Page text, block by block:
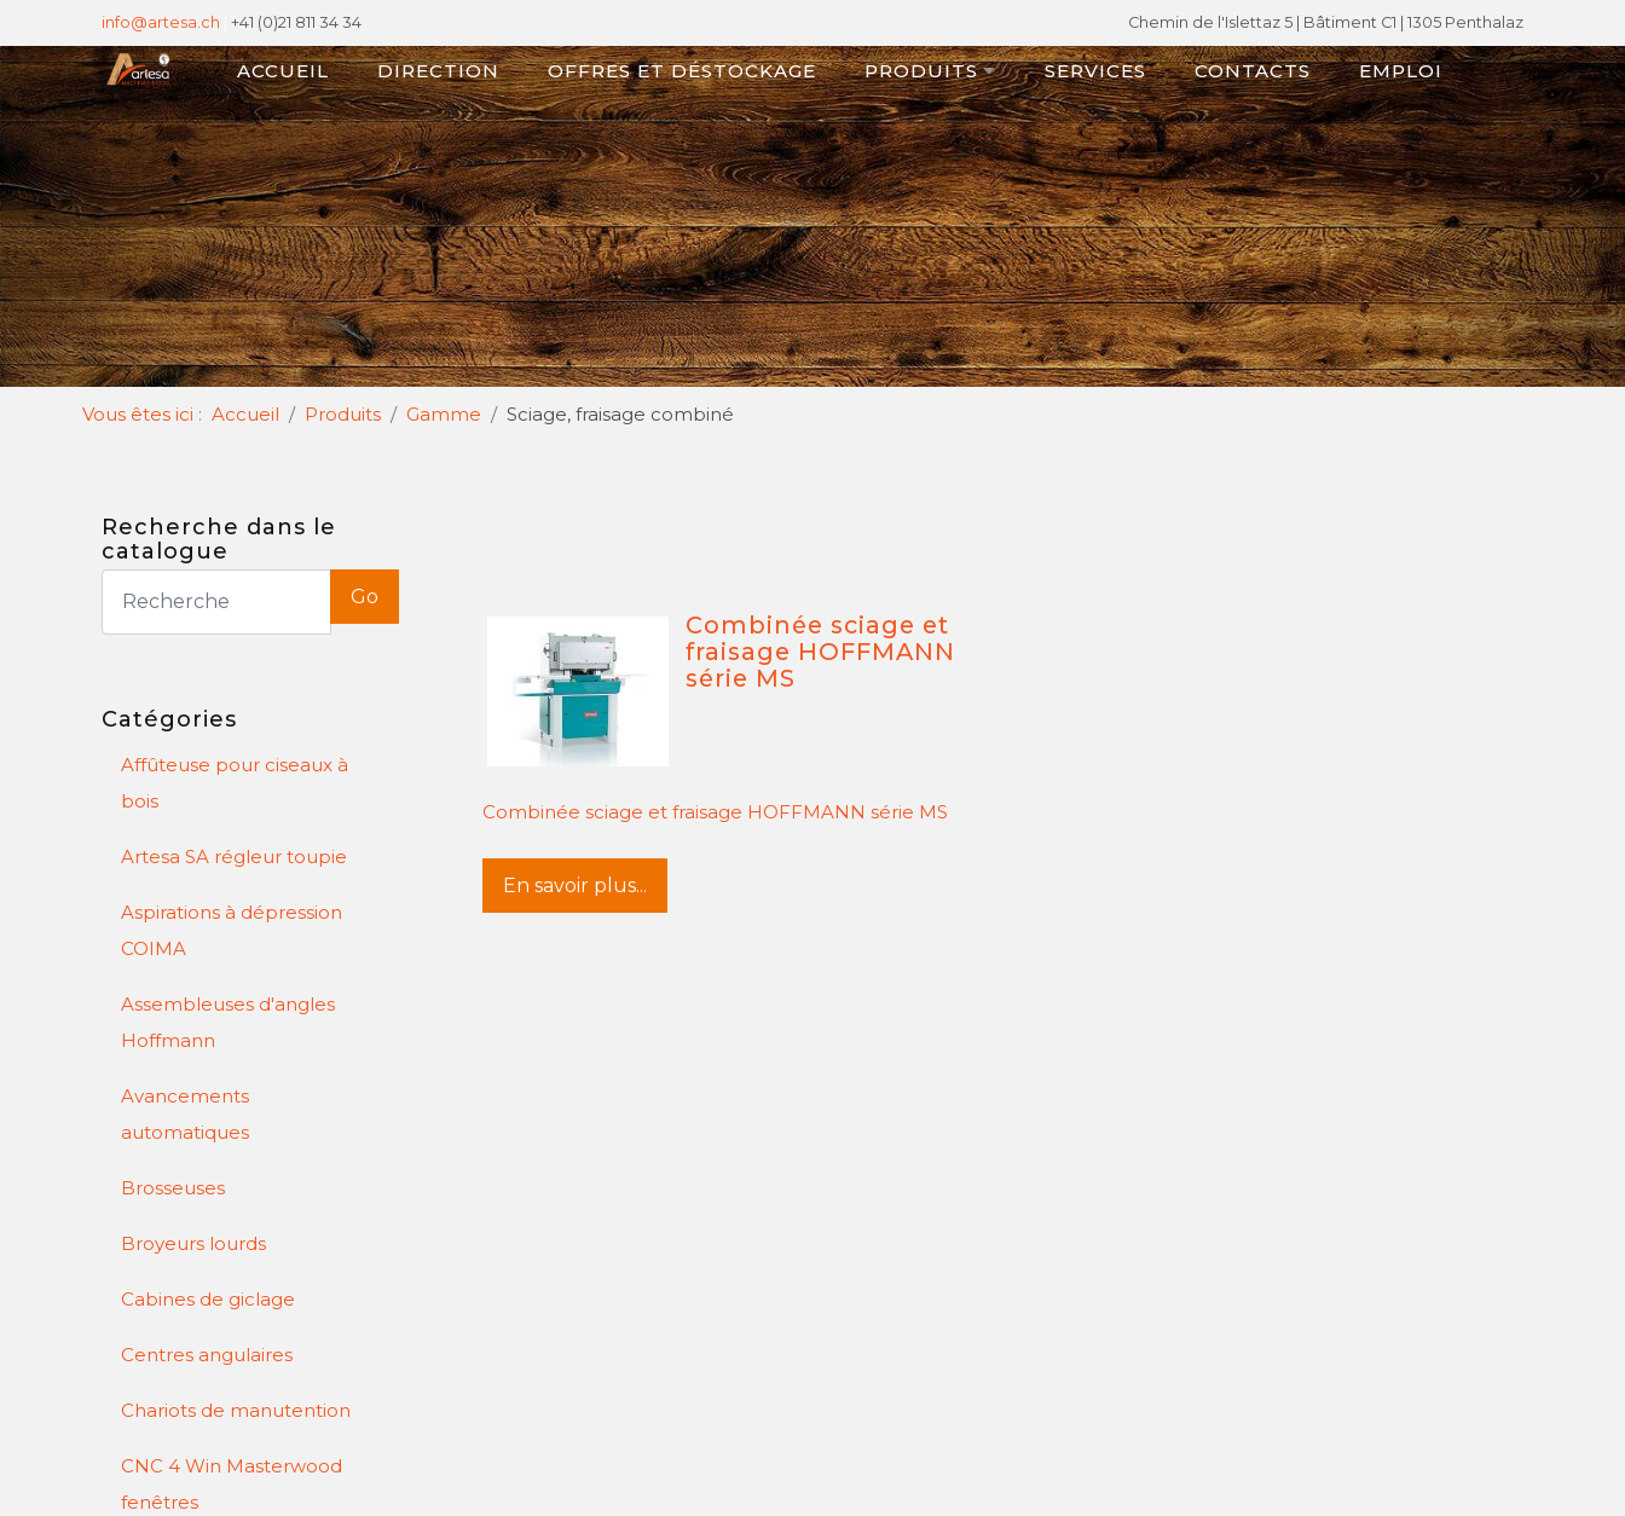
info@artesa.ch +41 (0)21 811 34 34 Chemin de l'Islettaz 5 | Bâtiment C1 | 1305 Penthalaz
ACCUEIL DIRECTION OFFRES ET DÉSTOCKAGE PRODUITS SERVICES CONTACTS EMPLOI
Vous êtes ici : Accueil Produits Gamme Sciage, fraisage combiné
Recherche dans le
catalogue
Go
Catégories
Affûteuse pour ciseaux à
bois
Artesa SA régleur toupie
Aspirations à dépression
COIMA
Assembleuses d'angles
Hoffmann
Avancements
automatiques
Brosseuses
Broyeurs lourds
Cabines de giclage
Centres angulaires
Chariots de manutention
CNC 4 Win Masterwood
fenêtres
Combinée sciage et
fraisage HOFFMANN
série MS
Combinée sciage et fraisage HOFFMANN série MS
En savoir plus...